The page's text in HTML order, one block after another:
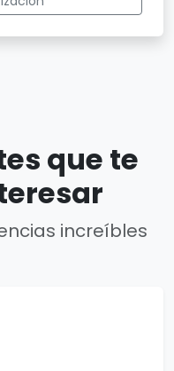
que te
increíbles